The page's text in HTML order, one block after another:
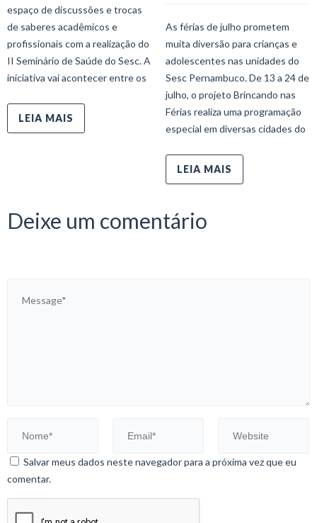
espaço de discussões e trocas
de saberes acadêmicos e
profissionais com a realização do
II Seminário de Saúde do Sesc. A
iniciativa vai acontecer entre os
LEIA MAIS
As férias de julho prometem
muita diversão para crianças e
adolescentes nas unidades do
Sesc Pernambuco. De 13 a 24 de
julho, o projeto Brincando nas
Férias realiza uma programação
especial em diversas cidades do
LEIA MAIS
Deixe um comentário
Salvar meus dados neste navegador para a próxima vez que eu
comentar.